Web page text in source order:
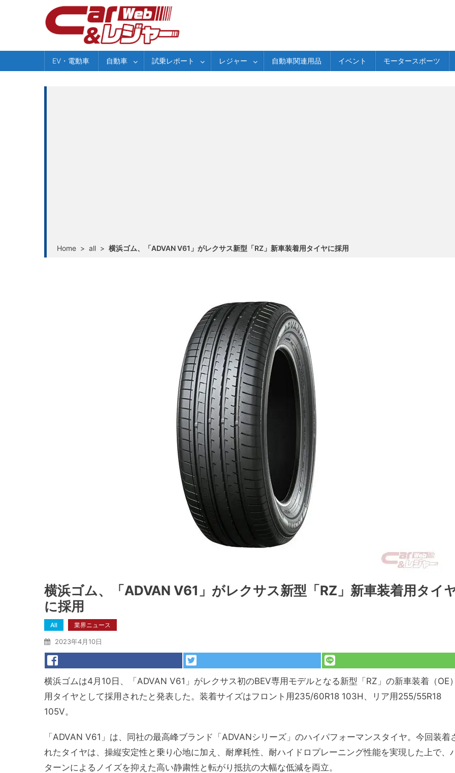
EV・電動車 自動車 試乗レポート レジャー 自動車関連用品 イベント モータースポーツ
Home > all > 横浜ゴム、「ADVAN V61」がレクサス新型「RZ」新車装着用タイヤに採用
横浜ゴム、「ADVAN V61」がレクサス新型「RZ」新車装着用タイ
に採用
All 業界ニュース
2023年4月10日
横浜ゴムは4月10日、「ADVAN V61」がレクサス初のBEV専用モデルとなる新型「RZ」の新車装着（OE
用タイヤとして採用されたと発表した。装着サイズはフロント用235/60R18 103H、リア用255/55R18
105V。
「ADVAN V61」は、同社の最高峰ブランド「ADVANシリーズ」のハイパフォーマンスタイヤ。今回装着
れたタイヤは、操縦安定性と乗り心地に加え、耐摩耗性、耐ハイドロプレーニング性能を実現した上で、
ターンによるノイズを抑えた高い静粛性と転がり抵抗の大幅な低減を両立。